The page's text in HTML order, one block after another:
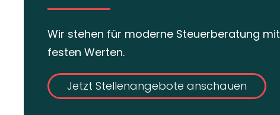
Wir stehen für moderne Steuerberatung mit
festen Werten.
Jetzt Stellenangebote anschauen